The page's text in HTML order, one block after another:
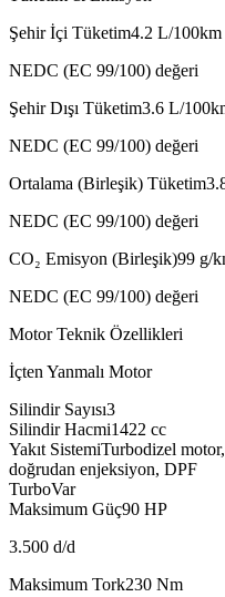
Şehir İçi Tüketim4.2 L/100km
NEDC (EC 99/100) değeri
Şehir Dışı Tüketim3.6 L/
NEDC (EC 99/100) değeri
Ortalama (Birleşik) Tüketim
NEDC (EC 99/100) değeri
CO₂ Emisyon (Birleşik)99 g/
NEDC (EC 99/100) değeri
Motor Teknik Özellikleri
İçten Yanmalı Motor
Silindir Sayısı3
Silindir Hacmi1422 cc
Yakıt SistemiTurbodizel
doğrudan enjeksiyon, DPF
TurboVar
Maksimum Güç90 HP
3.500 d/d
Maksimum Tork230 Nm